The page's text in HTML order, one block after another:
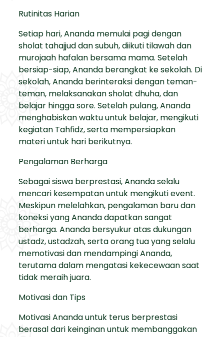
Rutinitas Harian
Setiap hari, Ananda memulai pagi dengan
sholat tahajjud dan subuh, diikuti tilawah dan
murojaah hafalan bersama mama. Setelah
bersiap-siap, Ananda berangkat ke sekolah. Di
sekolah, Ananda berinteraksi dengan teman-
teman, melaksanakan sholat dhuha, dan
belajar hingga sore. Setelah pulang, Ananda
menghabiskan waktu untuk belajar, mengikuti
kegiatan Tahfidz, serta mempersiapkan
materi untuk hari berikutnya.
Pengalaman Berharga
Sebagai siswa berprestasi, Ananda selalu
mencari kesempatan untuk mengikuti event.
Meskipun melelahkan, pengalaman baru dan
koneksi yang Ananda dapatkan sangat
berharga. Ananda bersyukur atas dukungan
ustadz, ustadzah, serta orang tua yang selalu
memotivasi dan mendampingi Ananda,
terutama dalam mengatasi kekecewaan saat
tidak meraih juara.
Motivasi dan Tips
Motivasi Ananda untuk terus berprestasi
berasal dari keinginan untuk membanggakan